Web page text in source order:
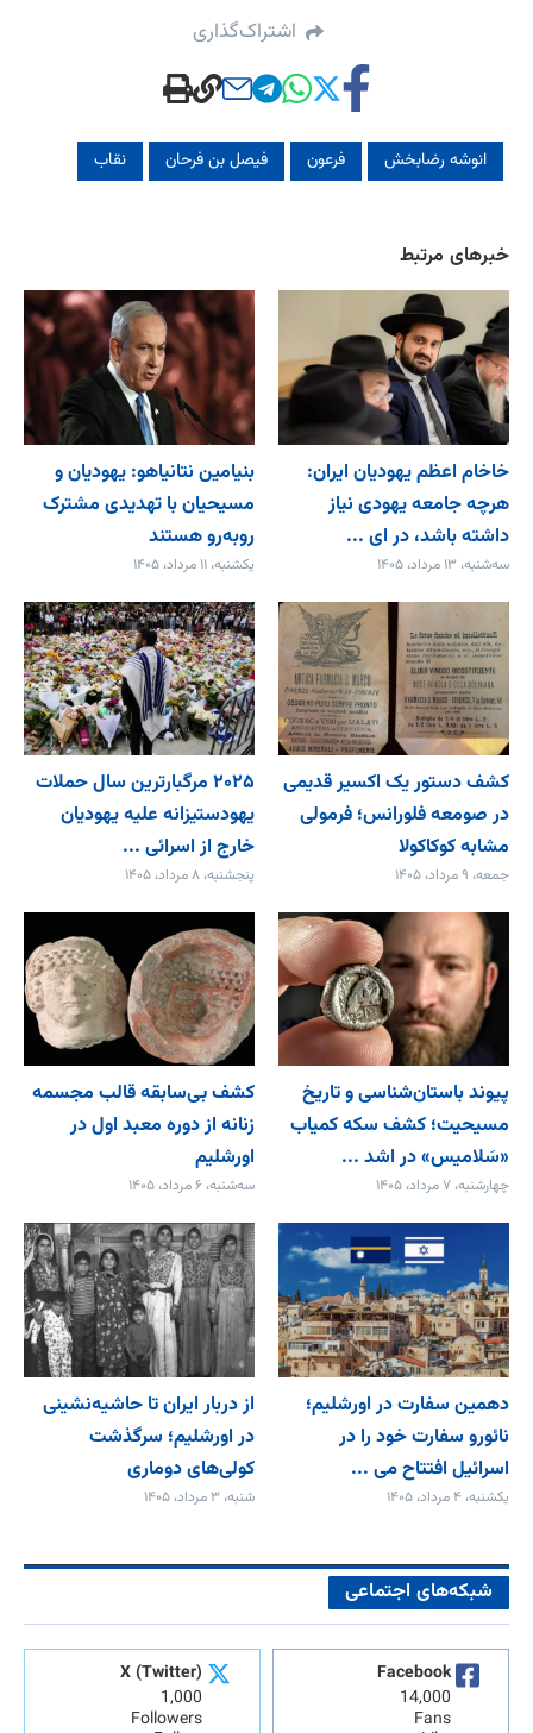
اشتراک‌گذاری
انوشه رضابخش فرعون فیصل بن فرحان نقاب
خبرهای مرتبط
خاخام اعظم یهودیان ایران:
هرچه جامعه یهودی نیاز
داشته باشد، در ای ...
سه‌شنبه، ۱۳ مرداد، ۱۴۰۵
بنیامین نتانیاهو: یهودیان و
مسیحیان با تهدیدی مشترک
روبه‌رو هستند
یکشنبه، ۱۱ مرداد، ۱۴۰۵
کشف دستور یک اکسیر قدیمی
در صومعه فلورانس؛ فرمولی
مشابه کوکاکولا
جمعه، ۹ مرداد، ۱۴۰۵
۲۰۲۵ مرگبارترین سال حملات
یهودستیزانه علیه یهودیان
خارج از اسرائی ...
پنجشنبه، ۸ مرداد، ۱۴۰۵
پیوند باستان‌شناسی و تاریخ
مسیحیت؛ کشف سکه کمیاب
«سَلامیس» در اشد ...
چهارشنبه، ۷ مرداد، ۱۴۰۵
کشف بی‌سابقه قالب مجسمه
زنانه از دوره معبد اول در
اورشلیم
سه‌شنبه، ۶ مرداد، ۱۴۰۵
دهمین سفارت در اورشلیم؛
نائورو سفارت خود را در
اسرائیل افتتاح می‌ ...
یکشنبه، ۴ مرداد، ۱۴۰۵
از دربار ایران تا حاشیه‌نشینی
در اورشلیم؛ سرگذشت
کولی‌های دوماری
شنبه، ۳ مرداد، ۱۴۰۵
شبکه‌های اجتماعی
Facebook
14,000
Fans
X (Twitter)
1,000
Followers